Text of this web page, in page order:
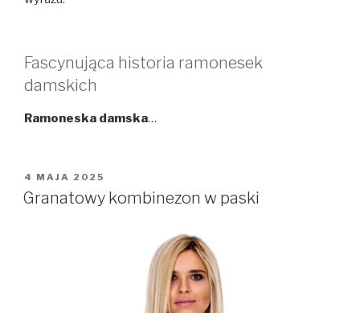
Fascynująca historia ramonesek
damskich
Ramoneska damska…
OPUBLIKOWANE
W
4 MAJA 2025
Granatowy kombinezon w paski